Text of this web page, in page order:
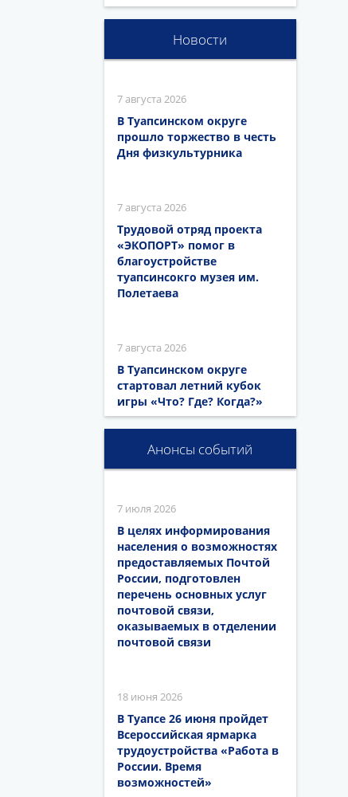
Новости
7 августа 2026
В Туапсинском округе
прошло торжество в честь
Дня физкультурника
7 августа 2026
Трудовой отряд проекта
«ЭКОПОРТ» помог в
благоустройстве
туапсинсокго музея им.
Полетаева
7 августа 2026
В Туапсинском округе
стартовал летний кубок
игры «Что? Где? Когда?»
Анонсы событий
7 июля 2026
В целях информирования
населения о возможностях
предоставляемых Почтой
России, подготовлен
перечень основных услуг
почтовой связи,
оказываемых в отделении
почтовой связи
18 июня 2026
В Туапсе 26 июня пройдет
Всероссийская ярмарка
трудоустройства «Работа в
России. Время
возможностей»